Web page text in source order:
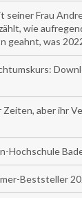
seiner Frau
wie
geahnt, was
aber ihr
Hochschule
Beststeller